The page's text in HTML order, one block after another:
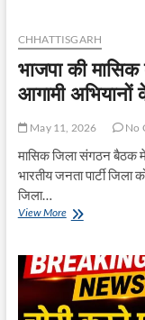
बरसे
दीपक
बैज
CHHATTISGARH
भाजपा की
आगामी अभियानों
May 11, 2026 No
मासिक जिला संगठन बैठक
भारतीय जनता पार्टी
जिला…
View Moreभाजपा
बैठक
में
दिखा
संगठन